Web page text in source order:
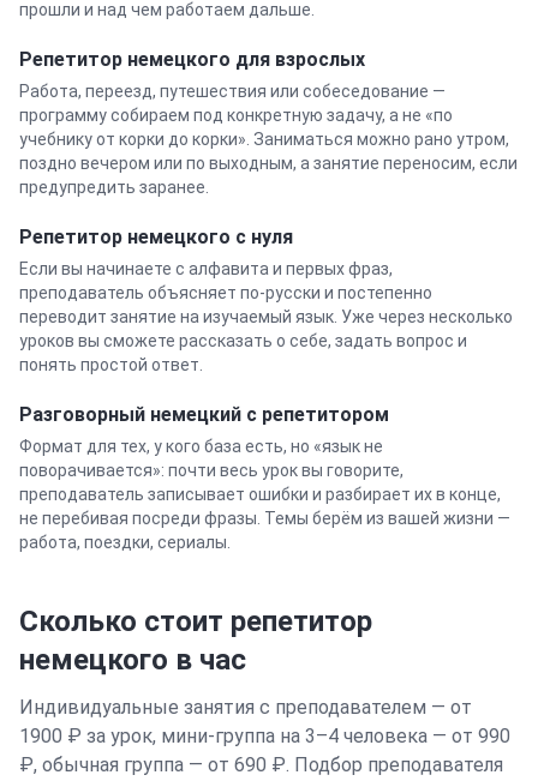
прошли и над чем работаем дальше.
Репетитор немецкого для взрослых
Работа, переезд, путешествия или собеседование —
программу собираем под конкретную задачу, а не «по
учебнику от корки до корки». Заниматься можно рано утром,
поздно вечером или по выходным, а занятие переносим, если
предупредить заранее.
Репетитор немецкого с нуля
Если вы начинаете с алфавита и первых фраз,
преподаватель объясняет по-русски и постепенно
переводит занятие на изучаемый язык. Уже через несколько
уроков вы сможете рассказать о себе, задать вопрос и
понять простой ответ.
Разговорный немецкий с репетитором
Формат для тех, у кого база есть, но «язык не
поворачивается»: почти весь урок вы говорите,
преподаватель записывает ошибки и разбирает их в конце,
не перебивая посреди фразы. Темы берём из вашей жизни —
работа, поездки, сериалы.
Сколько стоит репетитор
немецкого в час
Индивидуальные занятия с преподавателем — от
1900 ₽ за урок, мини-группа на 3–4 человека — от 990
₽, обычная группа — от 690 ₽. Подбор преподавателя